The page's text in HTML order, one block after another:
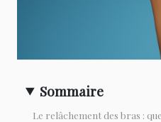
Sommaire
Le relâchement des bras :